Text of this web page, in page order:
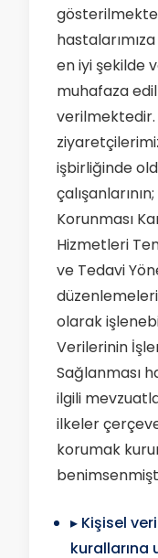
en iyi şekilde
muhafaza
verilmektedir.
işbirliğinde
Korunması
Hizmetleri
ve Tedavi
olarak
Verilerinin
Sağlanması
ilgili
ilkeler
korumak
▸ Kişisel
kurallarına